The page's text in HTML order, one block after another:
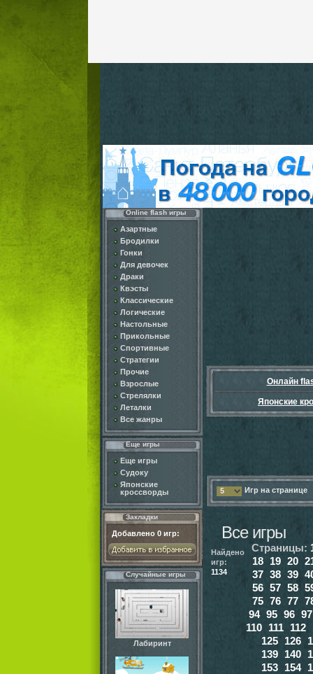
Online flash игры
Азартные
Бродилки
Гонки
Для девочек
Драки
Квэсты
Классические
Логические
Настольные
Прикольные
Спортивные
Стратегии
Прочие
Взрослые
Стрелялки
Леталки
Все жанры
Еще игры
Еще игры
Судоку
Японские
кроссворды
Закладки
Добавлено 0 игр:
Случайные игры
Лабиринт
Онлайн
Японские
5 Игр на странице
Все игры
Найдено
игр:
1134
Страницы:
18 19 20
37 38 39
56 57 58
75 76 77
94 95 96 97
110 111 112
125 126
139 140
153 154